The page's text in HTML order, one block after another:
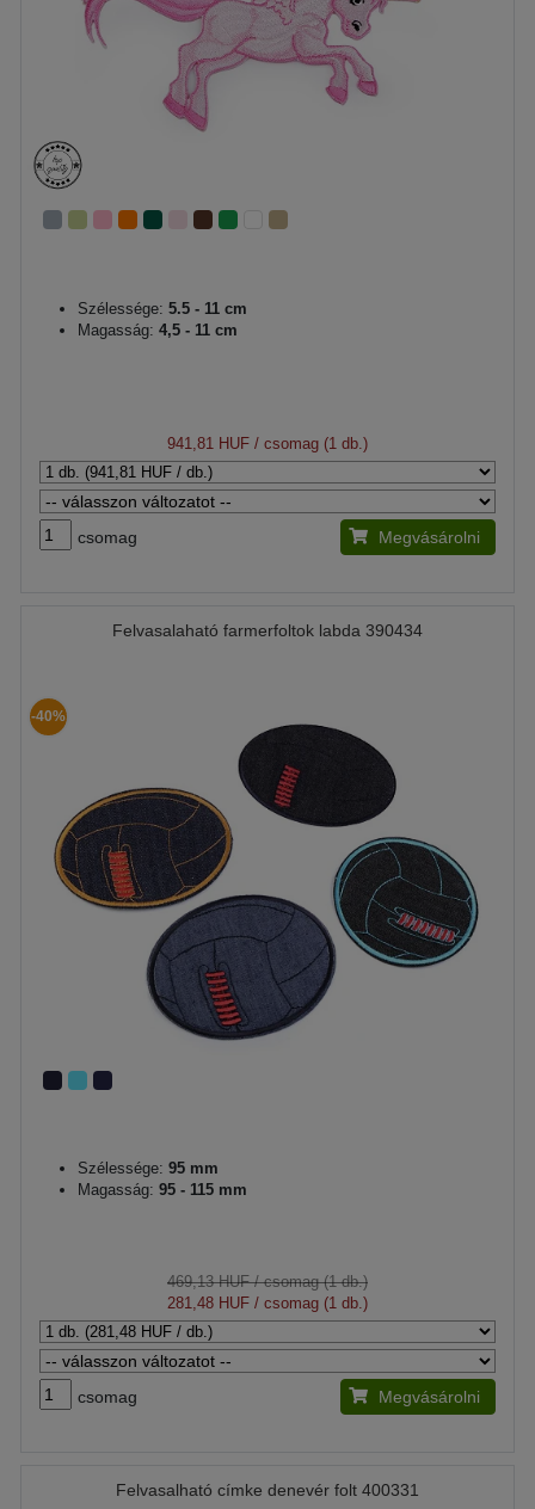
Szélessége: 5.5 - 11 cm
Magasság: 4,5 - 11 cm
941,81 HUF / csomag (1 db.)
csomag Megvásárolni
Felvasalaható farmerfoltok labda 390434
-40%
Szélessége: 95 mm
Magasság: 95 - 115 mm
469,13 HUF/ csomag (1 db.)
281,48 HUF / csomag (1 db.)
csomag Megvásárolni
Felvasalható címke denevér folt 400331